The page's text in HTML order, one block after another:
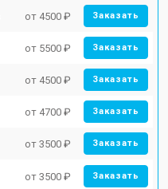
от 4500 ₽ Заказать
от 5500 ₽ Заказать
от 4500 ₽ Заказать
от 4700 ₽ Заказать
от 3500 ₽ Заказать
от 3500 ₽ Заказать